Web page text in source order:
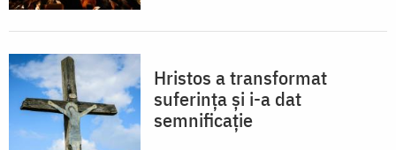
Hristos a transformat
suferința și i-a dat
semnificație